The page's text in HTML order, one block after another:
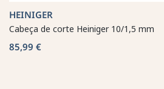
HEINIGER
Cabeça de corte Heiniger 10/1,5 mm
85,99 €